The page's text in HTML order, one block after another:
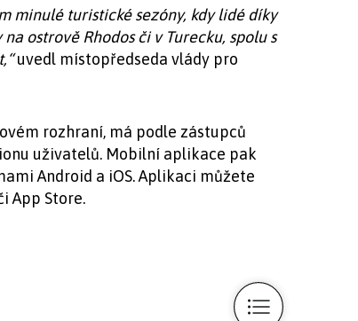
minulé turistické sezóny, kdy lidé díky
ostrově Rhodos či v Turecku, spolu s
uvedl místopředseda vlády pro
rozhraní, má podle zástupců
uživatelů. Mobilní aplikace pak
Android a iOS. Aplikaci můžete
App Store.